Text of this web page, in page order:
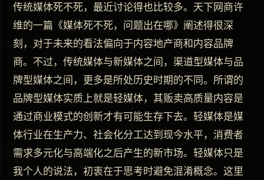
传统媒体死不死，最近讨论得也比较多。天下网商许
维的一篇《媒体死不死，问题出在哪》阐述得很深
刻，对于未来的看法偏向于内容地产商和内容品牌
商。不过，传统媒体与新媒体之间，渠道型媒体与品
牌型媒体之间，更多是所处历史时期的不同。所谓的
品牌型媒体实质上就是轻媒体，其贩卖高质量内容是
通过商业模式的创新才有可能生存下去。轻媒体是媒
体行业在生产力、社会化分工达到现今水平，消费者
需求多元化与高端化之后产生的新市场。轻媒体只是
我个人的说法，初衷在于思考时避免混淆概念。这里